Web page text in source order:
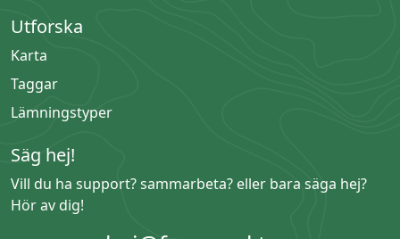
Utforska
Karta
Taggar
Lämningstyper
Säg hej!
Vill du ha support? sammarbeta? eller bara säga hej?
Hör av dig!